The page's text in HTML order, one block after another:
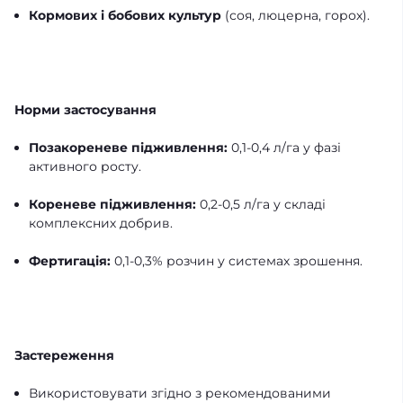
Кормових і бобових культур (соя, люцерна, горох).
Норми застосування
Позакореневе підживлення: 0,1-0,4 л/га у фазі
активного росту.
Кореневе підживлення: 0,2-0,5 л/га у складі
комплексних добрив.
Фертигація: 0,1-0,3% розчин у системах зрошення.
Застереження
Використовувати згідно з рекомендованими